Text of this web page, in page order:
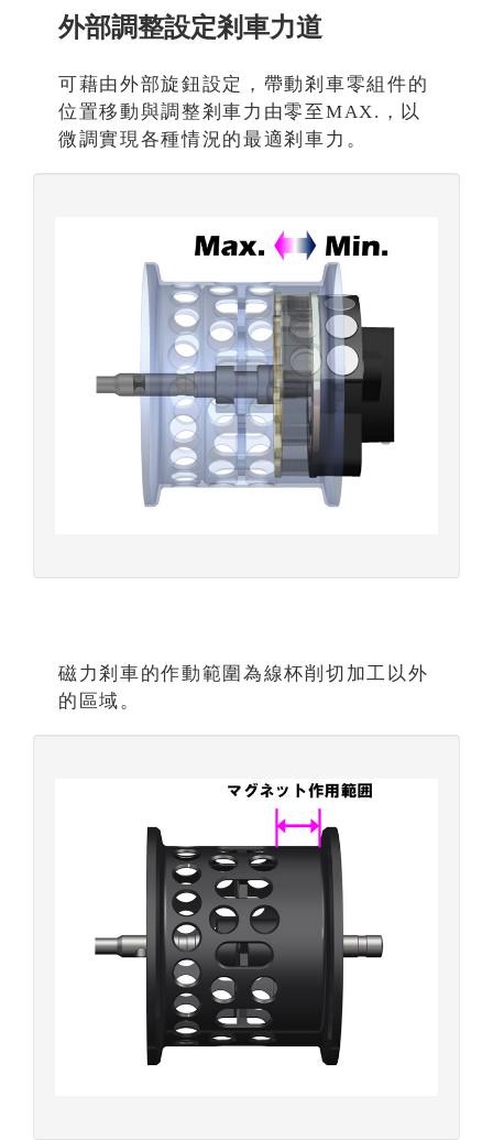
外部調整設定剎車力道
可藉由外部旋鈕設定，帶動剎車零組件的
位置移動與調整剎車力由零至MAX.，以
微調實現各種情況的最適剎車力。
磁力剎車的作動範圍為線杯削切加工以外
的區域。